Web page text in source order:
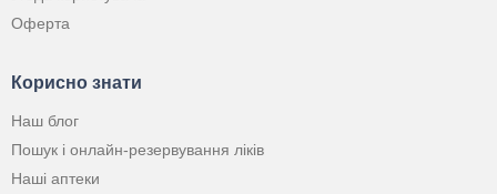
Оферта
Корисно знати
Наш блог
Пошук і онлайн-резервування ліків
Наші аптеки